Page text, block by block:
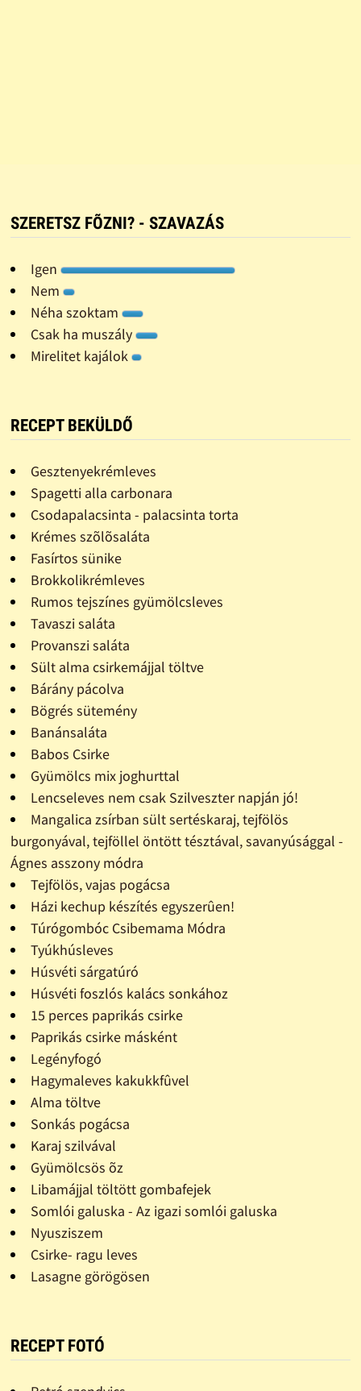
SZERETSZ FÕZNI? - SZAVAZÁS
Igen
Nem
Néha szoktam
Csak ha muszály
Mirelitet kajálok
RECEPT BEKÜLDŐ
Gesztenyekrémleves
Spagetti alla carbonara
Csodapalacsinta - palacsinta torta
Krémes szõlõsaláta
Fasírtos sünike
Brokkolikrémleves
Rumos tejszínes gyümölcsleves
Tavaszi saláta
Provanszi saláta
Sült alma csirkemájjal töltve
Bárány pácolva
Bögrés sütemény
Banánsaláta
Babos Csirke
Gyümölcs mix joghurttal
Lencseleves nem csak Szilveszter napján jó!
Mangalica zsírban sült sertéskaraj, tejfölös
burgonyával, tejföllel öntött tésztával, savanyúsággal -
Ágnes asszony módra
Tejfölös, vajas pogácsa
Házi kechup készítés egyszerûen!
Túrógombóc Csibemama Módra
Tyúkhúsleves
Húsvéti sárgatúró
Húsvéti foszlós kalács sonkához
15 perces paprikás csirke
Paprikás csirke másként
Legényfogó
Hagymaleves kakukkfûvel
Alma töltve
Sonkás pogácsa
Karaj szilvával
Gyümölcsös õz
Libamájjal töltött gombafejek
Somlói galuska - Az igazi somlói galuska
Nyusziszem
Csirke- ragu leves
Lasagne görögösen
RECEPT FOTÓ